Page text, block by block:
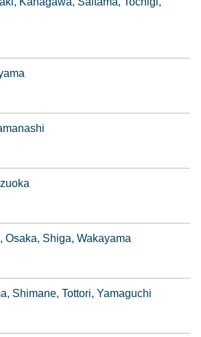
Osaka Shiga Wakayama
Shimane Tottori Yamaguchi